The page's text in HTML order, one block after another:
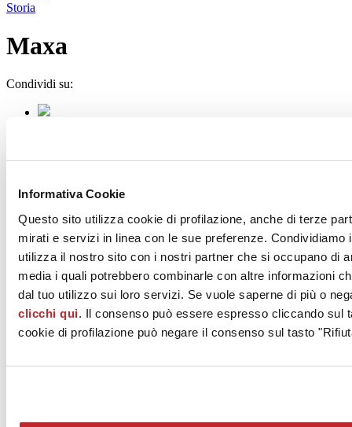
Informativa Cookie
Questo sito utilizza cookie di profilazione, anche di terze
mirati e servizi in linea con le sue preferenze.
utilizza il nostro sito con i nostri partner che si occupano di
media i quali potrebbero combinarle con altre informazioni
dal tuo utilizzo sui loro servizi. Se vuole saperne di più o
clicchi qui. Il consenso può essere espresso cliccando sul
cookie di profilazione può negare il consenso sul tasto
Storia
Maxa
Condividi su:
News
aziende